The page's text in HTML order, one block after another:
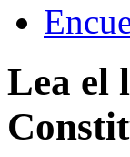
Lea el